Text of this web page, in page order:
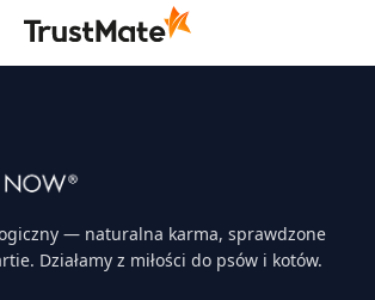
— naturalna karma, sprawdzone
Działamy z miłości do psów i kotów.